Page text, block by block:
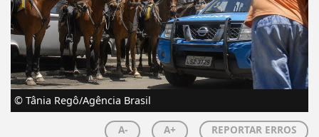
© Tânia Regô/Agência Brasil
A- A+ REPORTAR ERROS